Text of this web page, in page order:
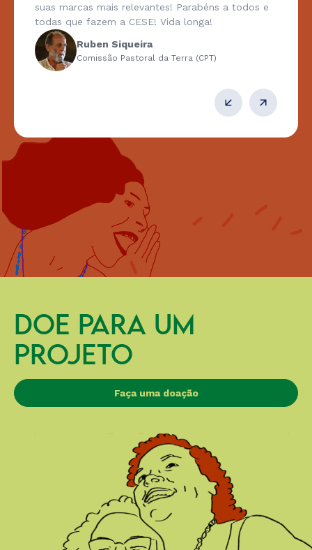
suas marcas mais relevantes! Parabéns a todos e
todas que fazem a CESE! Vida longa!
Ruben Siqueira
Comissão Pastoral da Terra (CPT)
DOE PARA UM
PROJETO
Faça uma doação